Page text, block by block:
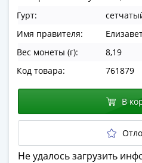
ВОВ
Человек
труда
герои
Великой
Олимпиада
Гурт:
Имя правителя:
Вес монеты (г):
8,19
Код товара:
761879
В
Не удалось загрузить